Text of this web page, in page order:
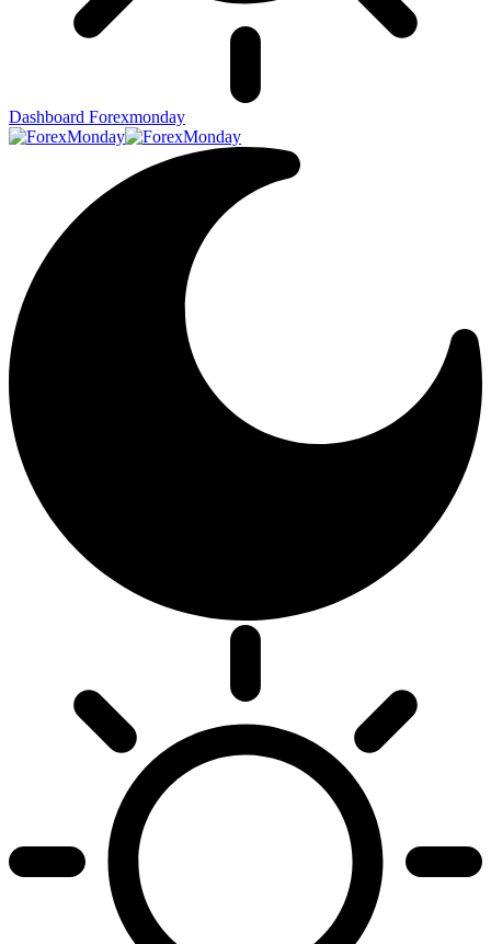
Dashboard Forexmonday